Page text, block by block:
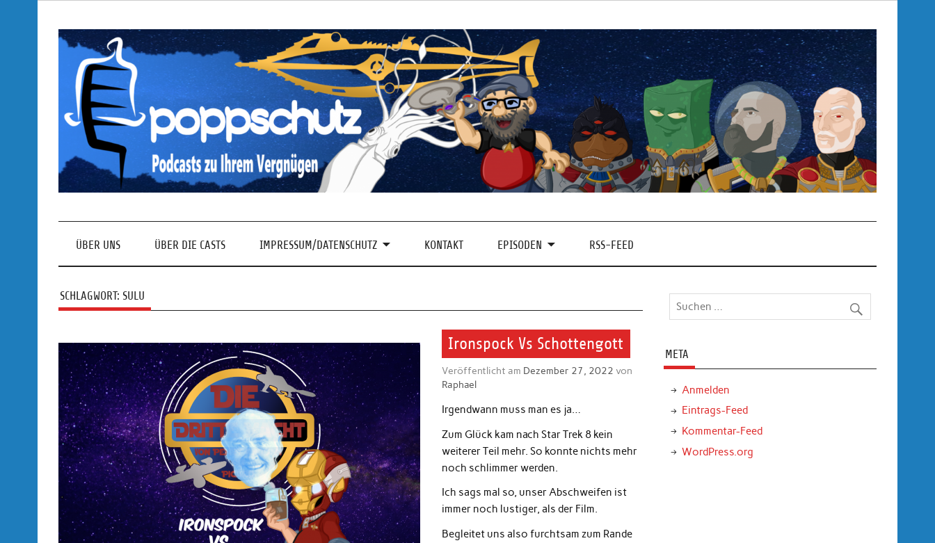
Podcasts zu Ihrem Vergnügen
ÜBER UNS ÜBER DIE CASTS IMPRESSUM/DATENSCHUTZ KONTAKT EPISODEN RSS-FEED
SCHLAGWORT: SULU
Ironspock Vs Schottengott
Veröffentlicht am Dezember 27, 2022 von
Raphael
Irgendwann muss man es ja…
Zum Glück kam nach Star Trek 8 kein
weiterer Teil mehr. So konnte nichts mehr
noch schlimmer werden.
Ich sags mal so, unser Abschweifen ist
immer noch lustiger, als der Film.
Begleitet uns also furchtsam zum Rande
META
Anmelden
Eintrags-Feed
Kommentar-Feed
WordPress.org